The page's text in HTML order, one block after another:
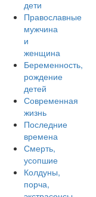
дети
Православные
мужчина
и
женщина
Беременность,
рождение
детей
Современная
жизнь
Последние
времена
Смерть,
усопшие
Колдуны,
порча,